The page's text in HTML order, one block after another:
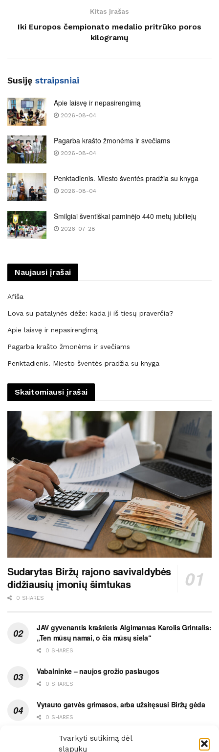
Tvarkyti sutikimą dėl
slapukų
Kitas įrašas
Iki Europos čempionato medalio pritrūko poros
kilogramų
Susiję straipsniai
Apie laisvę ir nepasirengimą
2026-08-04
Pagarba krašto žmonėms ir svečiams
2026-08-04
Penktadienis. Miesto šventės pradžia su knyga
2026-08-04
Smilgiai šventiškai paminėjo 440 metų jubiliejų
2026-07-28
Naujausi įrašai
Afiša
Lova su patalynės dėže: kada ji iš tiesų praverčia?
Apie laisvę ir nepasirengimą
Pagarba krašto žmonėms ir svečiams
Penktadienis. Miesto šventės pradžia su knyga
Skaitomiausi įrašai
Sudarytas Biržų rajono savivaldybės
didžiausių įmonių šimtukas
0 SHARES
JAV gyvenantis kraštietis Algimantas Karolis Grintalis:
„Ten mūsų namai, o čia mūsų siela“
0 SHARES
Vabalninke – naujos grožio paslaugos
0 SHARES
Vytauto gatvės grimasos, arba užsitęsusi Biržų gėda
0 SHARES
Pietų metas pažymėtas avarija